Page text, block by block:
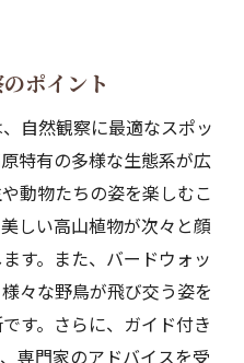
ポイント
自然観察に最適なスポッ
特有の多様な生態系が広
動物たちの姿を楽しむこ
しい高山植物が次々と顔
す。また、バードウォッ
々な野鳥が飛び交う姿を
す。さらに、ガイド付き
専門家のアドバイスを受